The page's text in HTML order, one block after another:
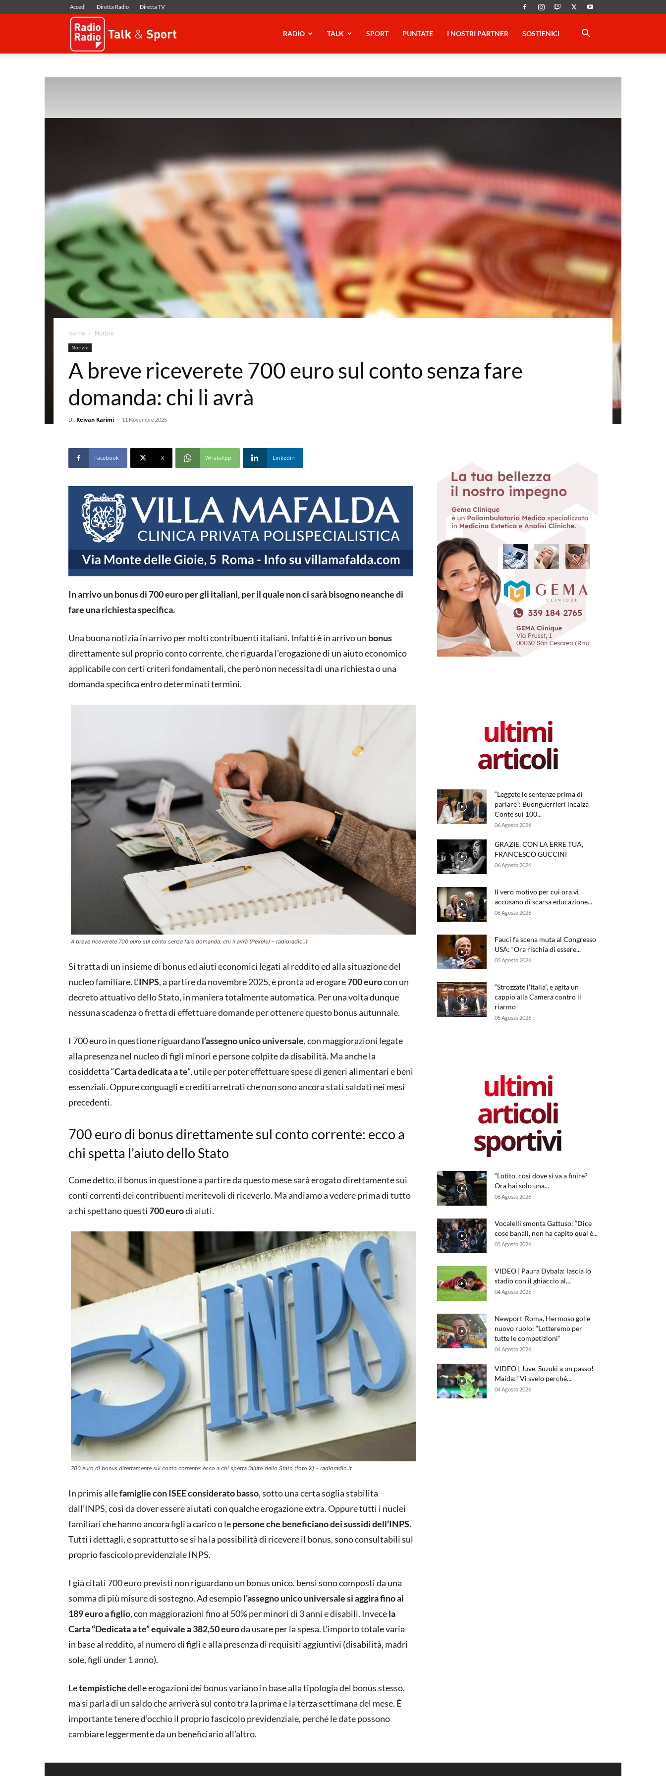
Accedi Diretta Radio Diretta TV
RADIO TALK SPORT PUNTATE I NOSTRI PARTNER SOSTIENICI
Home Notizie
Notizie
A breve riceverete 700 euro sul conto senza fare
domanda: chi li avrà
Di Keivan Karimi - 11 Novembre 2025
Facebook X WhatsApp Linkedin
In arrivo un bonus di 700 euro per gli italiani, per il quale non ci sarà bisogno neanche di
fare una richiesta specifica.
Una buona notizia in arrivo per molti contribuenti italiani. Infatti è in arrivo un bonus
direttamente sul proprio conto corrente, che riguarda l’erogazione di un aiuto economico
applicabile con certi criteri fondamentali, che però non necessita di una richiesta o una
domanda specifica entro determinati termini.
A breve riceverete 700 euro sul conto senza fare domanda: chi li avrà (Pexels) – radioradio.it
Si tratta di un insieme di bonus ed aiuti economici legati al reddito ed alla situazione del
nucleo familiare. L’INPS, a partire da novembre 2025, è pronta ad erogare700 eurocon un
decreto attuativo dello Stato, in maniera totalmente automatica. Per una volta dunque
nessuna scadenza o fretta di effettuare domande per ottenere questo bonus autunnale.
I 700 euro in questione riguardanol’assegno unico universale, con maggiorazioni legate
alla presenza nel nucleo di figli minori e persone colpite da disabilità. Ma anche la
cosiddetta “Carta dedicata a te“, utile per poter effettuare spese di generi alimentari e beni
essenziali. Oppure conguagli e crediti arretrati che non sono ancora stati saldati nei mesi
precedenti.
700 euro di bonus direttamente sul conto corrente: ecco a
chi spetta l’aiuto dello Stato
Come detto, il bonus in questione a partire da questo mese sarà erogato direttamente sui
conti correnti dei contribuenti meritevoli di riceverlo. Ma andiamo a vedere prima di tutto
a chi spettano questi700 eurodi aiuti.
700 euro di bonus direttamente sul conto corrente: ecco a chi spetta l’aiuto dello Stato (foto X) – radioradio.it
In primis allefamiglie con ISEE considerato basso, sotto una certa soglia stabilita
dall’INPS, così da dover essere aiutati con qualche erogazione extra. Oppure tutti i nuclei
familiari che hanno ancora figli a carico o lepersone che beneficiano dei sussidi dell’INPS.
Tutti i dettagli, e soprattutto se si ha la possibilità di ricevere il bonus, sono consultabili sul
proprio fascicolo previdenziale INPS.
I già citati 700 euro previsti non riguardano un bonus unico, bensì sono composti da una
somma di più misure di sostegno. Ad esempiol’assegno unico universale si aggira fino ai
189 euro a figlio, con maggiorazioni fino al 50% per minori di 3 anni e disabili. Invecela
Carta “Dedicata a te” equivale a 382,50 euroda usare per la spesa. L’importo totale varia
in base al reddito, al numero di figli e alla presenza di requisiti aggiuntivi (disabilità, madri
sole, figli under 1 anno).
Letempistichedelle erogazioni dei bonus variano in base alla tipologia del bonus stesso,
ma si parla di un saldo che arriverà sul conto tra la prima e la terza settimana del mese. È
importante tenere d’occhio il proprio fascicolo previdenziale, perché le date possono
cambiare leggermente da un beneficiario all’altro.
ultimi
articoli
“Leggete le sentenze prima di
parlare”: Buonguerrieri incalza
Conte sui 100...
06 Agosto 2026
GRAZIE, CON LA ERRE TUA,
FRANCESCO GUCCINI
06 Agosto 2026
Il vero motivo per cui ora vi
accusano di scarsa educazione...
06 Agosto 2026
Fauci fa scena muta al Congresso
USA: “Ora rischia di essere...
05 Agosto 2026
“Strozzate l’Italia”, e agita un
cappio alla Camera contro il
riarmo
05 Agosto 2026
ultimi
articoli
sportivi
“Lotito, così dove si va a finire?
Ora hai solo una...
06 Agosto 2026
Vocalelli smonta Gattuso: “Dice
cose banali, non ha capito qual è...
05 Agosto 2026
VIDEO | Paura Dybala: lascia lo
stadio con il ghiaccio al...
04 Agosto 2026
Newport-Roma, Hermoso gol e
nuovo ruolo: “Lotteremo per
tutte le competizioni”
04 Agosto 2026
VIDEO | Juve, Suzuki a un passo!
Maida: “Vi svelo perché...
04 Agosto 2026